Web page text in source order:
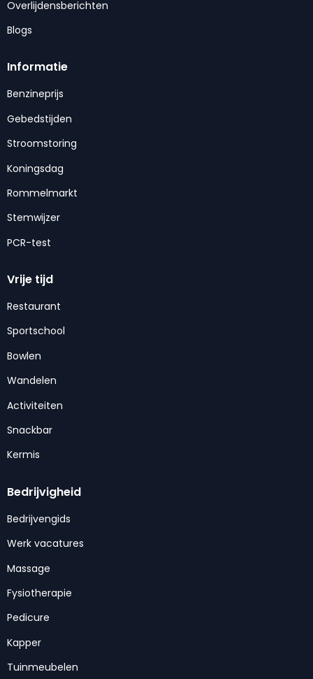
Overlijdensberichten
Blogs
Informatie
Benzineprijs
Gebedstijden
Stroomstoring
Koningsdag
Rommelmarkt
Stemwijzer
PCR-test
Vrije tijd
Restaurant
Sportschool
Bowlen
Wandelen
Activiteiten
Snackbar
Kermis
Bedrijvigheid
Bedrijvengids
Werk vacatures
Massage
Fysiotherapie
Pedicure
Kapper
Tuinmeubelen